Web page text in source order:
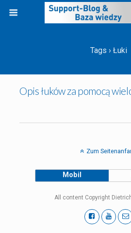
Tags › Łuki
Opis łuków za pomocą
Zum
Mobil
All content Copyright